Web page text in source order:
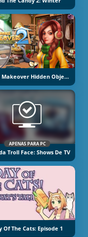
Home Makeover Hidden Object 2
APENAS PARA PC
Troll Face: Shows De TV
Of The Cats: Episode 1